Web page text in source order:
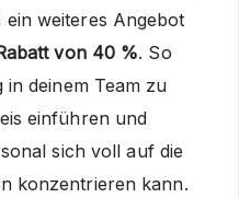
ein weiteres Angebot
von 40 %. So
in deinem Team zu
einführen und
sich voll auf die
konzentrieren kann.